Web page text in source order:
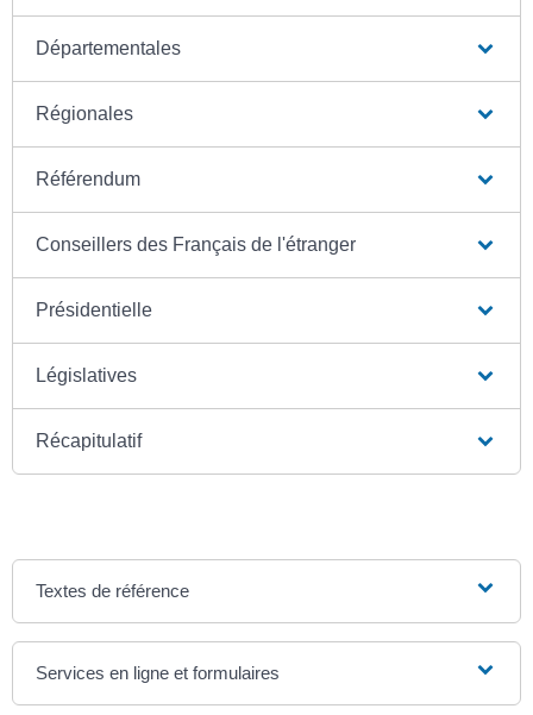
Départementales
Régionales
Référendum
Conseillers des Français de l'étranger
Présidentielle
Législatives
Récapitulatif
Textes de référence
Services en ligne et formulaires